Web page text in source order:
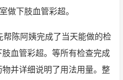
做下肢血管彩超。
陈阿姨完成了当天能做的检
血管彩超。等所有检查完成
并详细说明了用法用量。整